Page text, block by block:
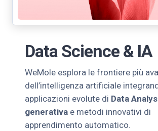
Data Science & IA
WeMole esplora le frontiere più
dell’intelligenza artificiale
applicazioni evolute di Data
generativa e metodi innovativi di
apprendimento automatico.